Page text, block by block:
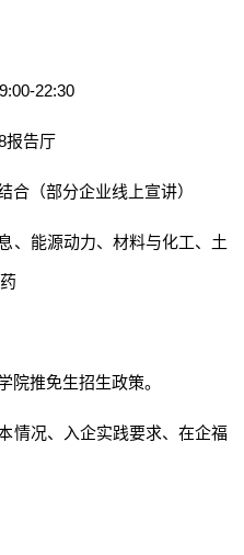
22:30
报告厅
合（部分企业线上宣讲）
、能源动力、材料与化工、土
院推免生招生政策。
情况、入企实践要求、在企福